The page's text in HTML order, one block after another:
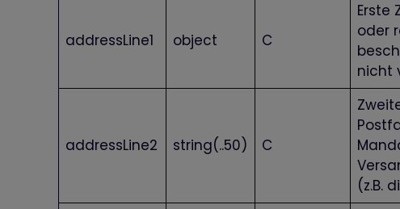
addressLine1 object C
Erste
oder
nicht
addressLine2 string(..50) C
(z.B.